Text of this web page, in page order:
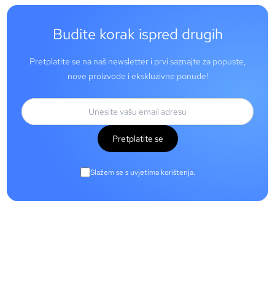
Budite korak ispred drugih
Pretplatite se na naš newsletter i prvi saznajte za popuste,
nove proizvode i ekskluzivne ponude!
Pretplatite se
Slažem se s uvjetima korištenja.